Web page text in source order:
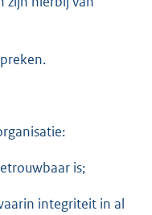
is;
integriteit in al